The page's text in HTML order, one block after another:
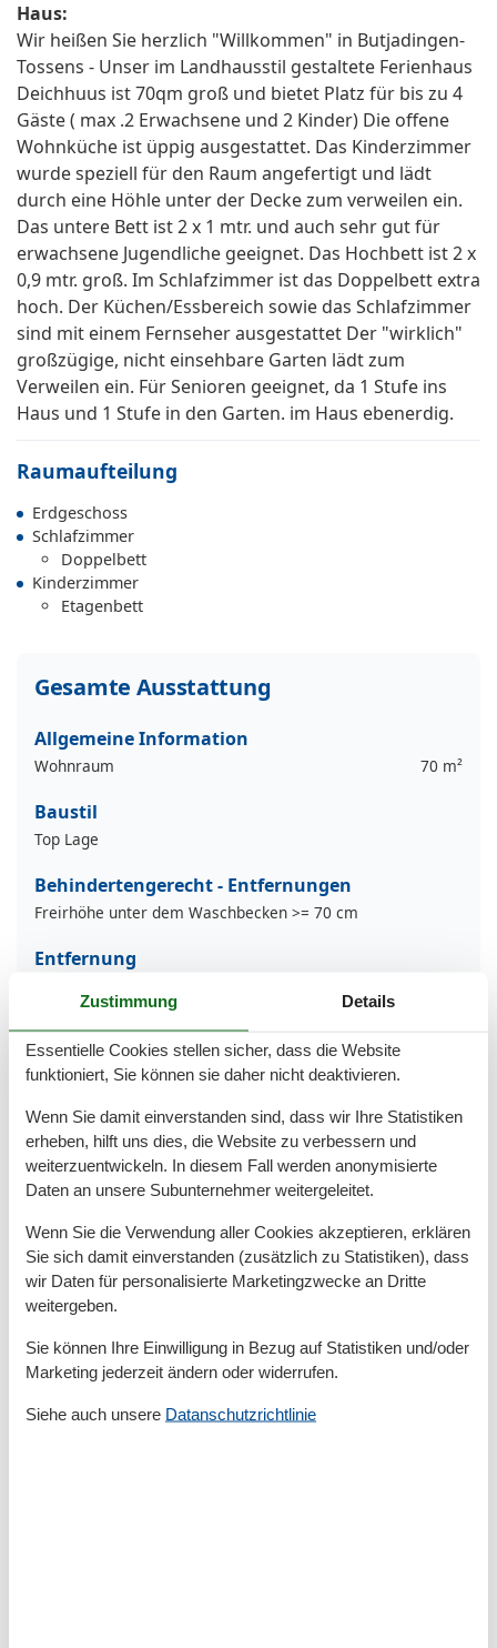
Haus:
Wir heißen Sie herzlich "Willkommen" in Butjadingen-
Tossens - Unser im Landhausstil gestaltete Ferienhaus
Deichhuus ist 70qm groß und bietet Platz für bis zu 4
Gäste ( max .2 Erwachsene und 2 Kinder) Die offene
Wohnküche ist üppig ausgestattet. Das Kinderzimmer
wurde speziell für den Raum angefertigt und lädt
durch eine Höhle unter der Decke zum verweilen ein.
Das untere Bett ist 2 x 1 mtr. und auch sehr gut für
erwachsene Jugendliche geeignet. Das Hochbett ist 2 x
0,9 mtr. groß. Im Schlafzimmer ist das Doppelbett extra
hoch. Der Küchen/Essbereich sowie das Schlafzimmer
sind mit einem Fernseher ausgestattet Der "wirklich"
großzügige, nicht einsehbare Garten lädt zum
Verweilen ein. Für Senioren geeignet, da 1 Stufe ins
Haus und 1 Stufe in den Garten. im Haus ebenerdig.
Raumaufteilung
Erdgeschoss
Schlafzimmer
Doppelbett
Kinderzimmer
Etagenbett
Gesamte Ausstattung
Allgemeine Information
Wohnraum 70 m²
Baustil
Top Lage
Behindertengerecht - Entfernungen
Freirhöhe unter dem Waschbecken >= 70 cm
Entfernung
Busstopp
Einkaufen
Fährhafen
Restaurants
Küchenartikel
Backofen
Kochfeld
Spülmaschine
Parkeinrichtungen
Erste Hilfe
Internet Zugang
Zustimmung Details
Essentielle Cookies stellen sicher, dass die Website
funktioniert, Sie können sie daher nicht deaktivieren.
Wenn Sie damit einverstanden sind, dass wir Ihre Statistiken
erheben, hilft uns dies, die Website zu verbessern und
weiterzuentwickeln. In diesem Fall werden anonymisierte
Daten an unsere Subunternehmer weitergeleitet.
Wenn Sie die Verwendung aller Cookies akzeptieren, erklären
Sie sich damit einverstanden (zusätzlich zu Statistiken), dass
wir Daten für personalisierte Marketingzwecke an Dritte
weitergeben.
Sie können Ihre Einwilligung in Bezug auf Statistiken und/oder
Marketing jederzeit ändern oder widerrufen.
Siehe auch unsere Datanschutzrichtlinie